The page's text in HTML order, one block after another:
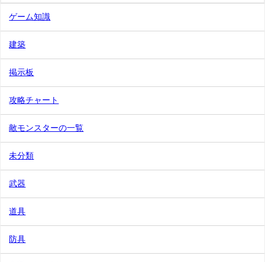
ゲーム知識
建築
掲示板
攻略チャート
敵モンスターの一覧
未分類
武器
道具
防具